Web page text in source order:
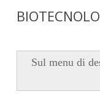
Sul menu di